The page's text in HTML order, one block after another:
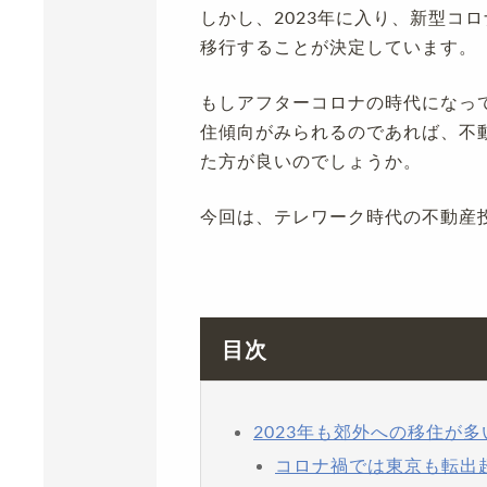
しかし、2023年に入り、新型コ
移行することが決定しています。
もしアフターコロナの時代にな
住傾向がみられるのであれば、
た方が良いのでしょうか。
今回は、テレワーク時代の不動
目次
2023年も郊外への移住が多
コロナ禍では東京も転出